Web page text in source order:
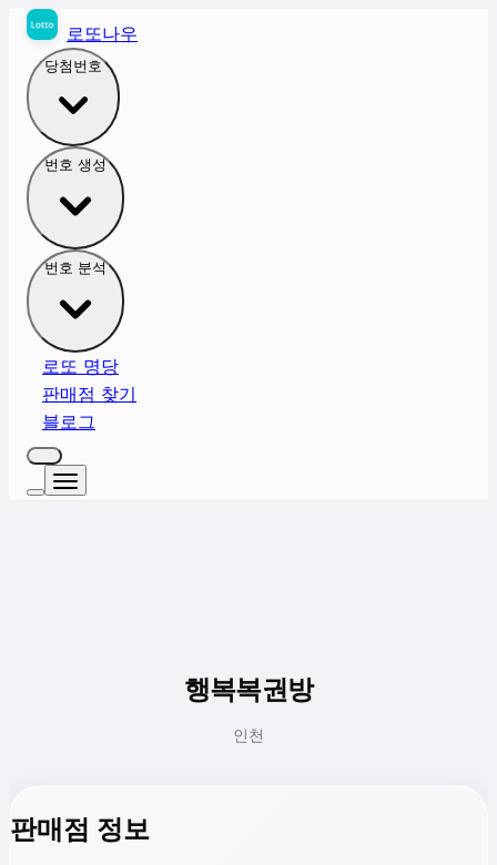
로또나우
당첨번호
번호 생성
번호 분석
로또 명당
판매점 찾기
블로그
행복복권방
인천
판매점 정보